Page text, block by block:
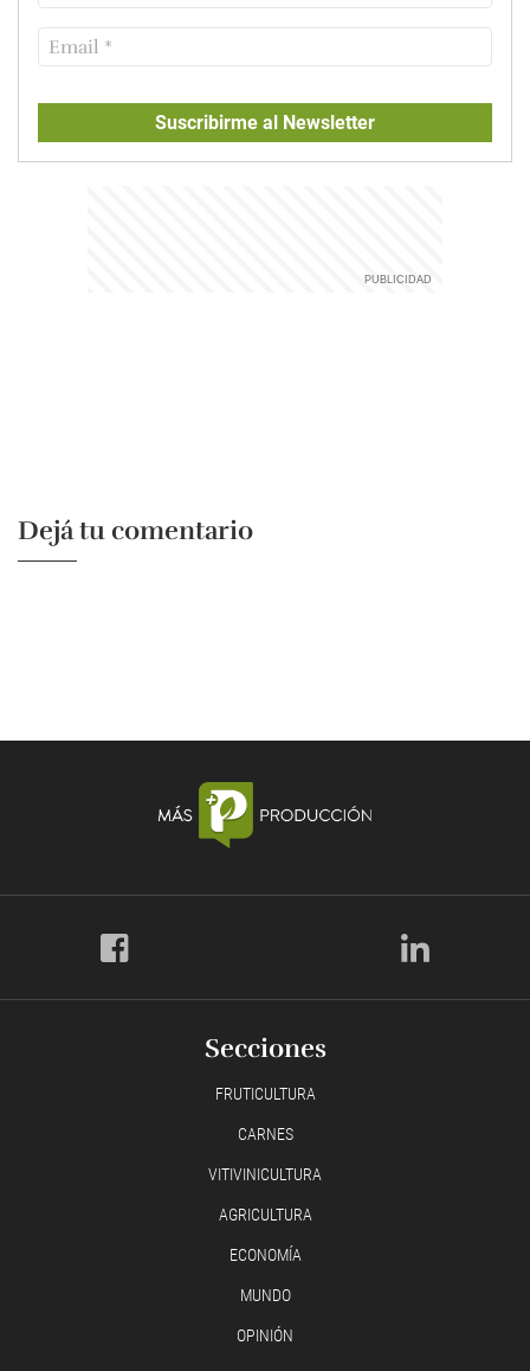
Suscribirme al Newsletter
Dejá tu comentario
Secciones
FRUTICULTURA
CARNES
VITIVINICULTURA
AGRICULTURA
ECONOMÍA
MUNDO
OPINIÓN